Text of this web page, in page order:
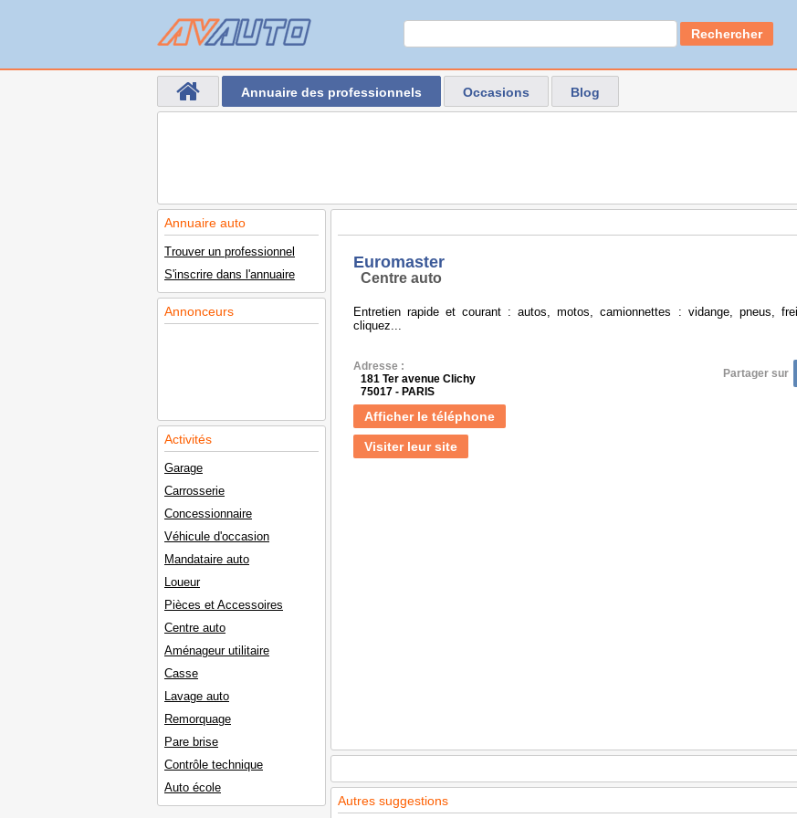
Rechercher
Annuaire des professionnels Occasions Blog
Annuaire auto
Trouver un professionnel
S'inscrire dans l'annuaire
Annonceurs
Activités
Garage
Carrosserie
Concessionnaire
Véhicule d'occasion
Mandataire auto
Loueur
Pièces et Accessoires
Centre auto
Aménageur utilitaire
Casse
Lavage auto
Remorquage
Pare brise
Contrôle technique
Auto école
Euromaster
Centre auto
Entretien rapide et courant : autos, motos, camionnettes : vidange, pneus,
cliquez...
Adresse :
181 Ter avenue Clichy
75017 - PARIS
Afficher le téléphone
Visiter leur site
Partager sur
Autres suggestions